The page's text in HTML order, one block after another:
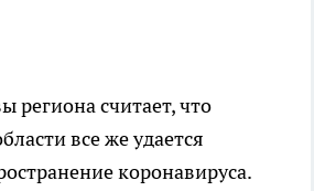
региона считает, что
все же удается
коронавируса.